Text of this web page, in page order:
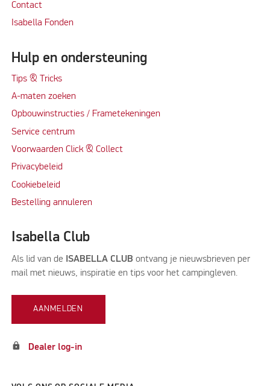
Contact
Isabella Fonden
Hulp en ondersteuning
Tips & Tricks
A-maten zoeken
Opbouwinstructies / Frametekeningen
Service centrum
Voorwaarden Click & Collect
Privacybeleid
Cookiebeleid
Bestelling annuleren
Isabella Club
Als lid van de ISABELLA CLUB ontvang je nieuwsbrieven per
mail met nieuws, inspiratie en tips voor het campingleven.
AANMELDEN
lock Dealer log-in